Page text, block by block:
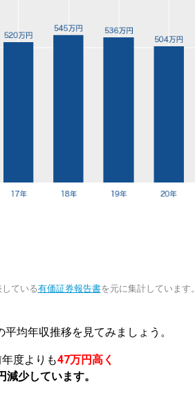
ている有価証券報告書を元に集計しています。
均年収推移を見てみましょう。
度よりも47万円高く
減少しています。